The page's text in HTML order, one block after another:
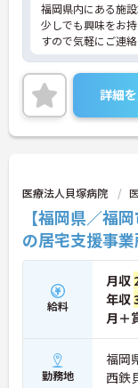
福岡県内にある施設
少しでも興味をお
すので気軽にご連絡
詳細
医療法人貝塚病院
【福岡県／福
の居宅支援事
給料
月収
年収
月＋
勤務地
福岡
西鉄